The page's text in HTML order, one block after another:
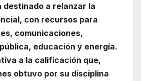
a relanzar la
con recursos para
comunicaciones,
educación y energía.
a la calificación que,
obtuvo por su disciplina